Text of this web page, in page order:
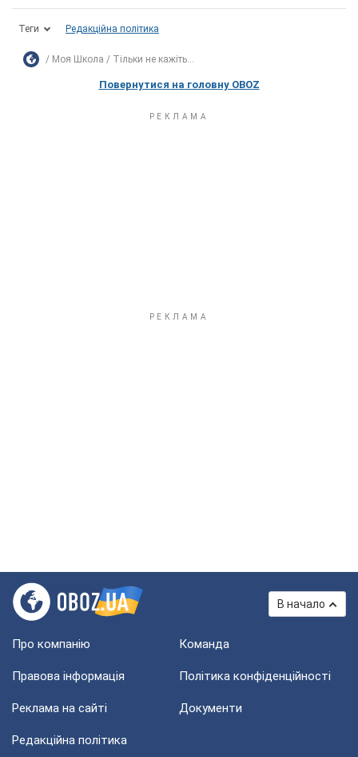
Теги Редакційна політика
Моя Школа Тільки не кажіть...
Повернутися на головну OBOZ
В начало
Про компанію Команда
Правова інформація Політика конфіденційності
Реклама на сайті Документи
Редакційна політика